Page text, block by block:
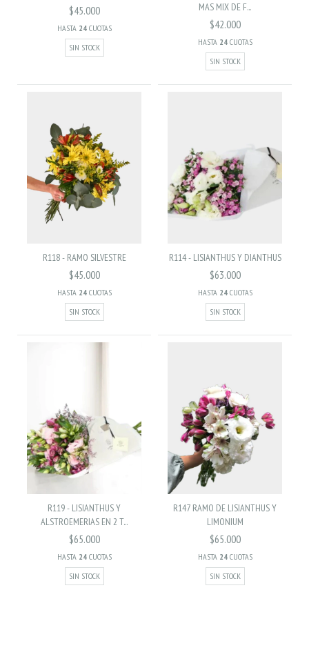
$45.000
HASTA 24CUOTAS
SIN STOCK
MAS MIX DE F...
$42.000
HASTA 24CUOTAS
SIN STOCK
R118 - RAMO SILVESTRE
$45.000
HASTA 24CUOTAS
SIN STOCK
R114 - LISIANTHUS Y DIANTHUS
$63.000
HASTA 24CUOTAS
SIN STOCK
R119 - LISIANTHUS Y
ALSTROEMERIAS EN 2 T...
$65.000
HASTA 24CUOTAS
SIN STOCK
R147 RAMO DE LISIANTHUS Y
LIMONIUM
$65.000
HASTA 24CUOTAS
SIN STOCK